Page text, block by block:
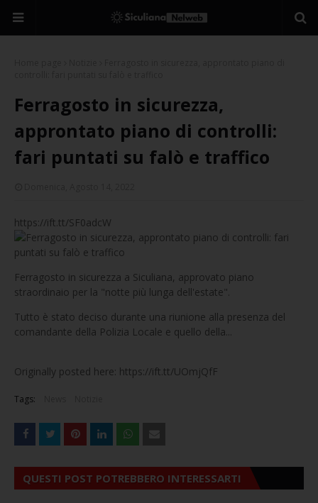
Ferragosto in sicurezza,
approntato piano di controlli:
fari puntati su falò e traffico
https://ift.tt/SF0adcW
Ferragosto in sicurezza a Siculiana, approvato piano
straordinaio per la "notte più lunga dell'estate".
Tutto è stato deciso durante una riunione alla presenza del
comandante della Polizia Locale e quello della...
Originally posted here: https://ift.tt/UOmjQfF
Tags:
QUESTI POST POTREBBERO INTERESSARTI